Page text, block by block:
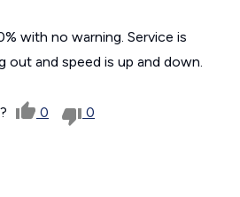
with no warning. Service is
out and speed is up and down.
0 0